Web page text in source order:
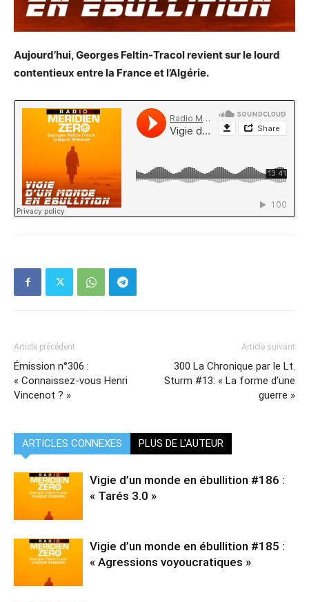
Aujourd’hui, Georges Feltin-Tracol revient sur le lourd
contentieux entre la France et l’Algérie.
Article précédent
Émission n°306 :
« Connaissez-vous Henri
Vincenot ? »
Article suivant
300 La Chronique par le Lt.
Sturm #13: « La forme d’une
guerre »
ARTICLES CONNEXES PLUS DE L'AUTEUR
Vigie d’un monde en ébullition #186 :
« Tarés 3.0 »
Vigie d’un monde en ébullition #185 :
« Agressions voyoucratiques »